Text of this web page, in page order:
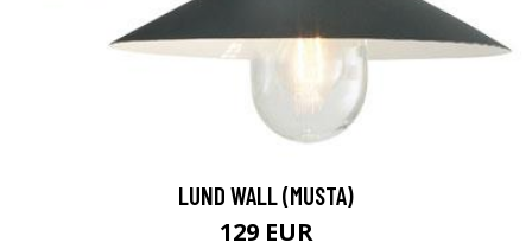
LUND WALL (MUSTA)
129 EUR